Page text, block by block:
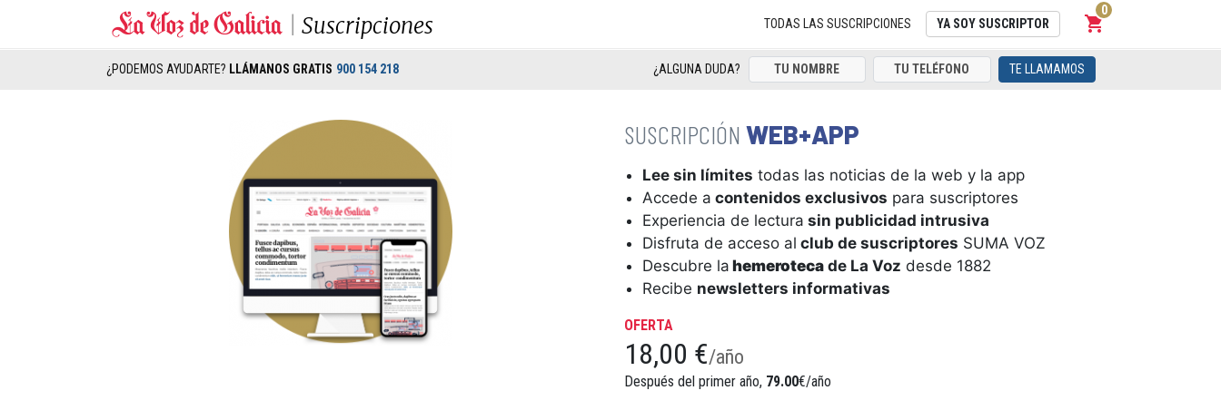
Suscripciones TODAS LAS SUSCRIPCIONES YA SOY SUSCRIPTOR shopping_cart
Carrito
0
¿PODEMOS AYUDARTE? LLÁMANOS GRATIS 900 154 218 ¿ALGUNA DUDA? TE LLAMAMOS
WEB+APP
Lee sin límites todas las noticias de la web y la app
Accede a contenidos exclusivos para suscriptores
Experiencia de lectura sin publicidad intrusiva
Disfruta de acceso al club de suscriptores SUMA VOZ
Descubre la hemeroteca de La Voz desde 1882
Recibe newsletters informativas
OFERTA
18,00 €/año
Después del primer año, 79.00€/año